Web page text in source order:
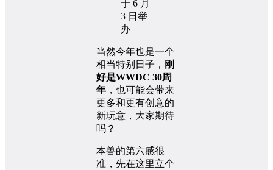
当然今年也是一个
相当特别日子， 刚
好是WWDC 30周
年 ，也可能会带来
更多和更有创意的
新玩意，大家期待
吗？
本兽的第六感很
准，先在这里立个